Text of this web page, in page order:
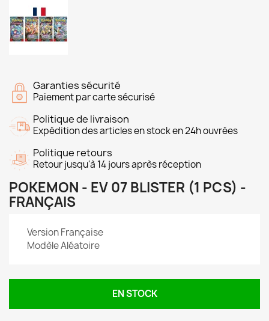
Garanties sécurité
Paiement par carte sécurisé
Politique de livraison
Expédition des articles en stock en 24h ouvrées
Politique retours
Retour jusqu'à 14 jours après réception
POKEMON - EV 07 BLISTER (1 PCS) -
FRANÇAIS
Version Française
Modèle Aléatoire
EN STOCK